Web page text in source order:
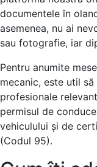
documentele în
asemenea, nu ai
sau fotografie, iar
Pentru anumite
mecanic, este util
profesionale
permisul de
vehiculului și de
(Codul 95).